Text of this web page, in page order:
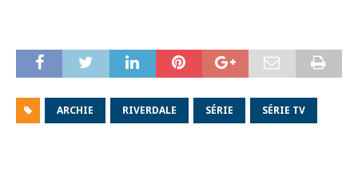
ARCHIE RIVERDALE SÉRIE SÉRIE TV